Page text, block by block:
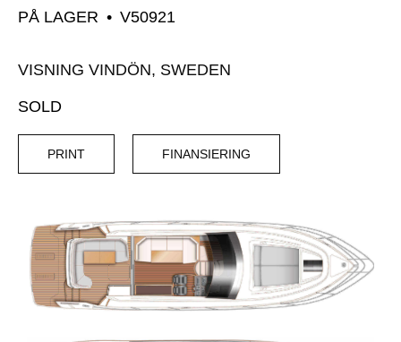
PÅ LAGER • V50921
VISNING VINDÖN, SWEDEN
SOLD
PRINT FINANSIERING